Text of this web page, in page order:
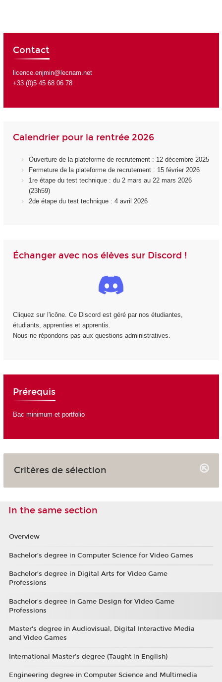
Contact
licence.enjmin@lecnam.net
+33 (0)5 45 68 06 78
Calendrier pour la rentrée 2026
Ouverture de la plateforme de recrutement : 12 décembre 2025
Fermeture de la plateforme de recrutement : 15 février 2026
1re étape du test technique : du 2 mars au 22 mars 2026
(23h59)
2de étape du test technique : 4 avril 2026
Échanger avec nos élèves sur Discord !
Cliquez sur l'icône. Ce Discord est géré par nos étudiantes,
étudiants, apprenties et apprentis.
Nous ne répondons pas aux questions administratives.
Prérequis
Bac minimum et portfolio
Critères de sélection
In the same section
Overview
Bachelor’s degree in Computer Science for Video Games
Bachelor’s degree in Digital Arts for Video Game
Professions
Bachelor's degree in Game Design for Video Game
Professions
Master's degree in Audiovisual, Digital Interactive Media
and Video Games
International Master’s degree (Taught in English)
Engineering degree in Computer Science and Multimedia